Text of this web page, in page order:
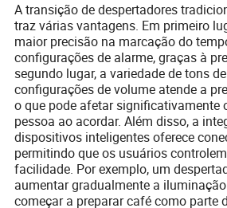
A transição de despertadores
traz várias vantagens. Em primeiro
maior precisão na marcação do
configurações de alarme, graças à
segundo lugar, a variedade de tons
configurações de volume atende a
o que pode afetar significativamente
pessoa ao acordar. Além disso, a
dispositivos inteligentes oferece
permitindo que os usuários
facilidade. Por exemplo, um
aumentar gradualmente a
começar a preparar café como parte